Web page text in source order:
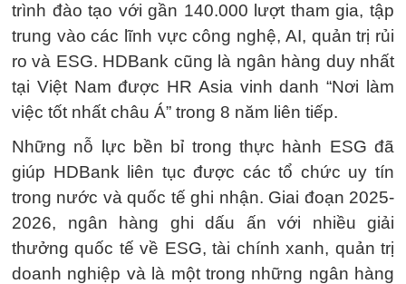
trình đào tạo với gần 140.000 lượt tham gia, tập
trung vào các lĩnh vực công nghệ, AI, quản trị rủi
ro và ESG. HDBank cũng là ngân hàng duy nhất
tại Việt Nam được HR Asia vinh danh “Nơi làm
việc tốt nhất châu Á” trong 8 năm liên tiếp.
Những nỗ lực bền bỉ trong thực hành ESG đã
giúp HDBank liên tục được các tổ chức uy tín
trong nước và quốc tế ghi nhận. Giai đoạn 2025-
2026, ngân hàng ghi dấu ấn với nhiều giải
thưởng quốc tế về ESG, tài chính xanh, quản trị
doanh nghiệp và là một trong những ngân hàng